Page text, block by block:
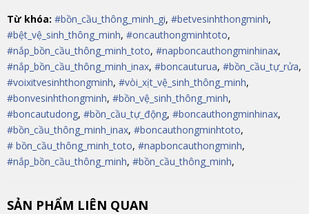
Từ khóa: #bồn_cầu_thông_minh_gi, #betvesinhthongminh,
#bệt_vệ_sinh_thông_minh, #oncauthongminhtoto,
#nắp_bồn_cầu_thông_minh_toto, #napboncauthongminhinax,
#nắp_bồn_cầu_thông_minh_inax, #boncauturua, #bồn_cầu_tự_rửa,
#voixitvesinhthongminh, #vòi_xịt_vệ_sinh_thông_minh,
#bonvesinhthongminh, #bồn_vệ_sinh_thông_minh,
#boncautudong, #bồn_cầu_tự_động, #boncauthongminhinax,
#bồn_cầu_thông_minh_inax, #boncauthongminhtoto,
# bồn_cầu_thông_minh_toto, #napboncauthongminh,
#nắp_bồn_cầu_thông_minh, #bồn_cầu_thông_minh,
SẢN PHẨM LIÊN QUAN